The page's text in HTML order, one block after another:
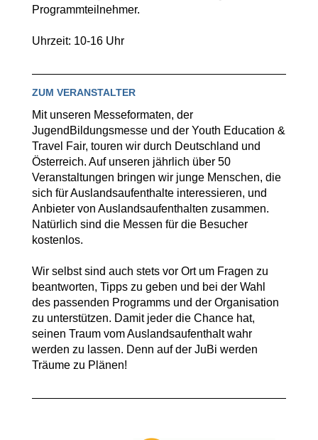
Programmteilnehmer.
Uhrzeit: 10-16 Uhr
ZUM VERANSTALTER
Mit unseren Messeformaten, der
JugendBildungsmesse und der Youth Education &
Travel Fair, touren wir durch Deutschland und
Österreich. Auf unseren jährlich über 50
Veranstaltungen bringen wir junge Menschen, die
sich für Auslandsaufenthalte interessieren, und
Anbieter von Auslandsaufenthalten zusammen.
Natürlich sind die Messen für die Besucher
kostenlos.
Wir selbst sind auch stets vor Ort um Fragen zu
beantworten, Tipps zu geben und bei der Wahl
des passenden Programms und der Organisation
zu unterstützen. Damit jeder die Chance hat,
seinen Traum vom Auslandsaufenthalt wahr
werden zu lassen. Denn auf der JuBi werden
Träume zu Plänen!